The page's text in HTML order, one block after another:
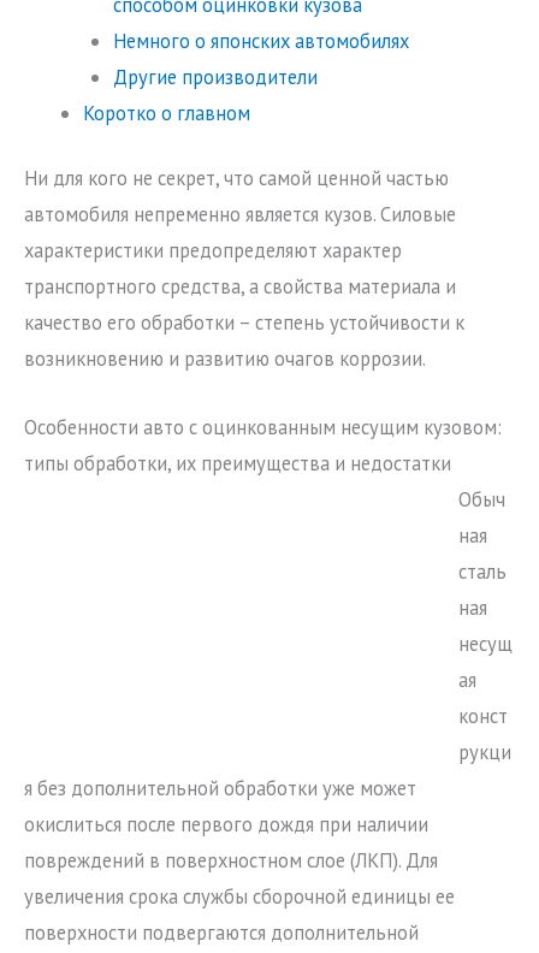
Немного о японских автомобилях
Другие производители
Коротко о главном
Ни для кого не секрет, что самой ценной частью
автомобиля непременно является кузов. Силовые
характеристики предопределяют характер
транспортного средства, а свойства материала и
качество его обработки – степень устойчивости к
возникновению и развитию очагов коррозии.
Особенности авто с оцинкованным несущим кузовом:
типы обработки, их преимущества и недостатки
Обыч
ная
сталь
ная
несущ
ая
конст
рукци
я без дополнительной обработки уже может
окислиться после первого дождя при наличии
повреждений в поверхностном слое (ЛКП). Для
увеличения срока службы сборочной единицы ее
поверхности подвергаются дополнительной